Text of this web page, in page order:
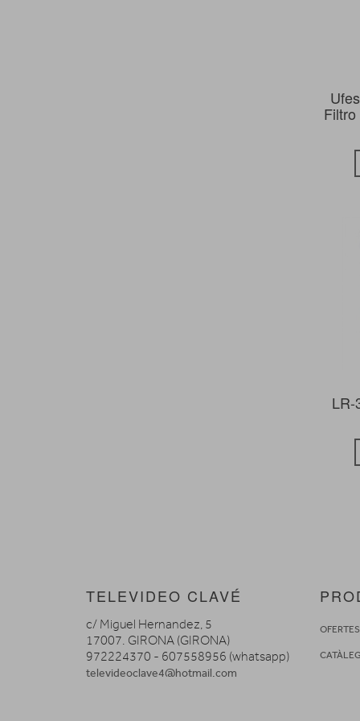
LR-
TELEVIDEO CLAVÉ
c/ Miguel Hernandez, 5
17007. GIRONA (GIRONA)
972224370 - 607558956 (whatsapp)
televideoclave4@hotmail.com
OFERTES